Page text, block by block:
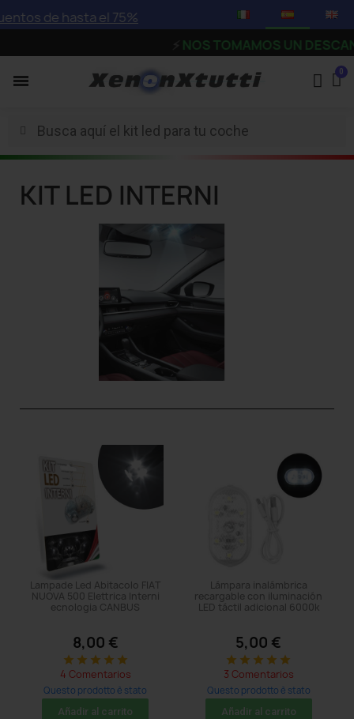
de hasta el 75%
NOS TOMAMOS UN
KIT LED INTERNI
Lampade Led Abitacolo FIAT
NUOVA 500 Elettrica Interni
ecnologia CANBUS
8,00 €
star star star star star
4 Comentarios
Questo prodotto è stato
acquistato: 29 times
Añadir al carrito
Lámpara inalámbrica
recargable con iluminación
LED táctil adicional 6000k
5,00 €
star star star star star
3 Comentarios
Questo prodotto è stato
acquistato: 110 times
Añadir al carrito